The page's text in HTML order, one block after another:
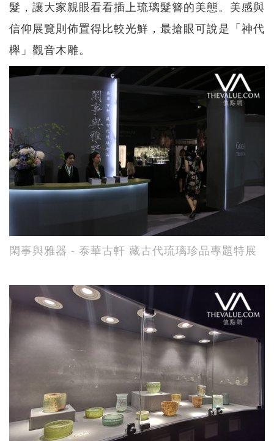
髮，讓大家親眼看看插上琉璃髮簪的美態。美感與
信仰展覽則佈置得比較光鮮，最搶眼可說是「神代
櫸」觀音木雕。
閑事與雅器 - 泰華古軒 藏古代琉璃珍品專題特展